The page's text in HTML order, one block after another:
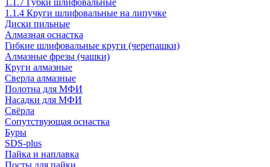
1.1.7 Губки шлифовальные
1.1.4 Круги шлифовальные на липучке
Диски пильные
Алмазная оснастка
Гибкие шлифовальные круги (черепашки)
Алмазные фрезы (чашки)
Круги алмазные
Сверла алмазные
Полотна для МФИ
Насадки для МФИ
Свёрла
Сопутствующая оснастка
Буры
SDS-plus
Пайка и наплавка
Посты для пайки